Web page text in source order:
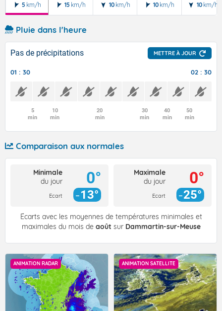
5 km/h 15 km/h 10 km/h 10 km/h 10 km/h
Pluie dans l'heure
Pas de précipitations METTRE À JOUR
01 : 30 02 : 30
5
min
10
min
20
min
30
min
40
min
50
min
Comparaison aux normales
Minimale
du jour
Ecart
0°
13°
Maximale
du jour
Ecart
0°
25°
Écarts avec les moyennes de températures minimales et
maximales du mois de août sur Dammartin-sur-Meuse
ANIMATION RADAR ANIMATION SATELLITE